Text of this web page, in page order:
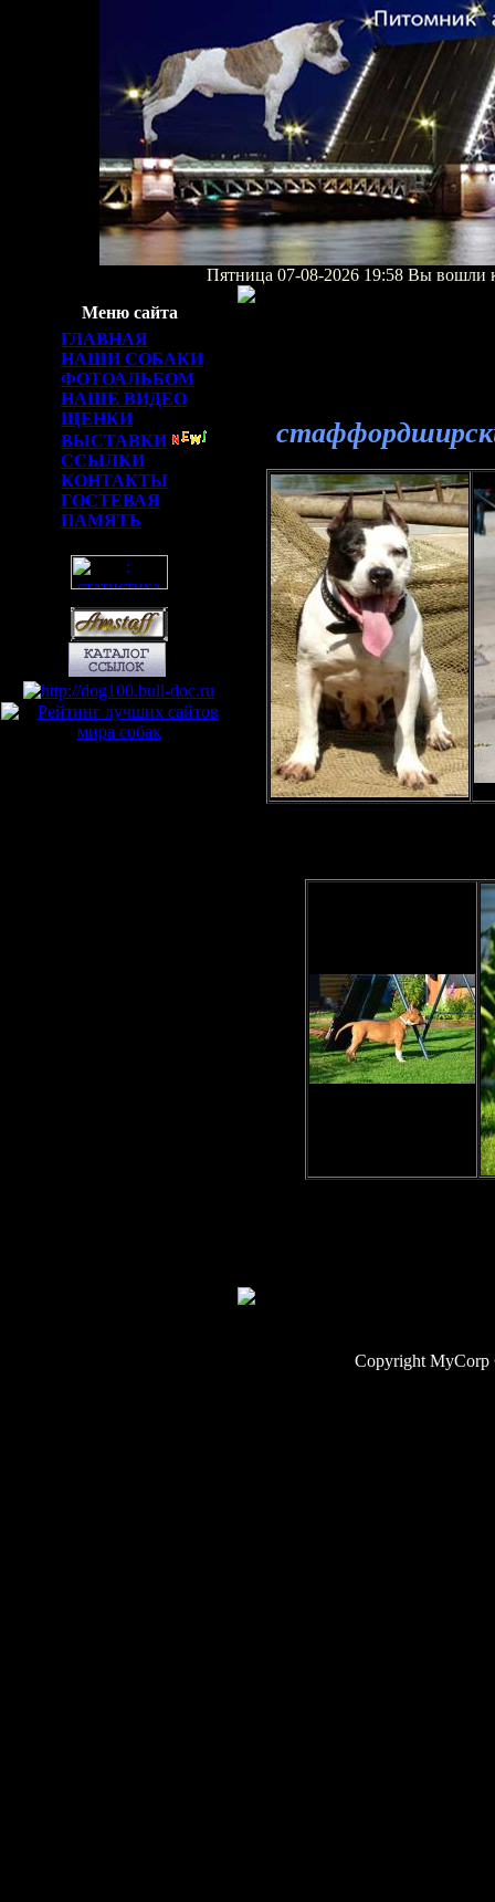
Пятница 07-08-2026 19:58 Вы вошли
Меню сайта
ГЛАВНАЯ
НАШИ СОБАКИ
ФОТОАЛЬБОМ
НАШЕ ВИДЕО
ЩЕНКИ
ВЫСТАВКИ
ССЫЛКИ
КОНТАКТЫ
ГОСТЕВАЯ
ПАМЯТЬ
Copyright